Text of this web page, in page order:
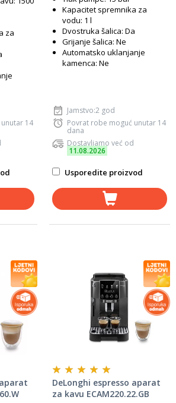
za
14
Kapacitet spremnika za
vodu: 1 l
Dvostruka šalica: Da
Grijanje šalica: Ne
Automatsko uklanjanje
kamenca: Ne
Jamstvo:2 god
Povrat robe moguć unutar 14
dana
Dostavljamo već od
11.08.2026
Usporedite proizvod
DeLonghi espresso aparat
za kavu ECAM220.22.GB